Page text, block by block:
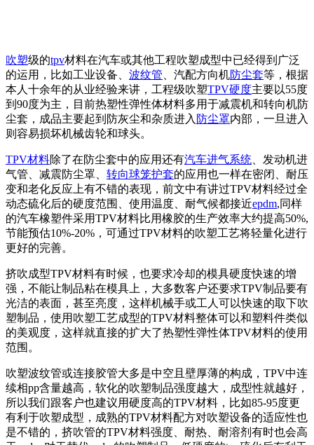
吹塑级的tpv材料在汽车或其他工程吹塑成型中已经得到广泛
的运用，比如工业设备、 波纹管 、汽配方向机防尘套等，根据
本人十余年的从业经验来讲，工程级吹塑TPV硬度主要以55度
到90度为主，目前热塑性弹性体材料多用于减震机和转向机防
尘套，成品主要起到防灰尘和杂质进入 防尘罩内部，一旦进入
则容易损坏机械齿轮和球头。
TPV材料除了在防尘套中的应用还有汽车进气系统 、发动机进
气管、减震防尘罩、 转向球笼护套的应用也一样在密闭、耐压
变和老化反应上有不错的表现，前文中有讲过TPV材料经过全
动态硫化后的硬度范围、使用温度、耐气候都接近epdm,同样
的汽车橡塑件采用TPV材料比用橡胶的生产效率大约提高50%,
节能预估10%-20%，可通过TPV材料的吹塑工艺将轻量化进行
更好的完善。
挤吹成型TPV材料有时候，也要求冷却的模具硬度快速的增
强，不能让制品粘在模具上，大多数客户还要求TPV制品要有
光洁的表面，甚至亮度，这样机械手或工人可以快速的取下吹
塑制品，使用吹塑工艺成型的TPV材料整体可以和塑料件类似
的美观度，这样就直接的扩大了热塑性弹性体TPV材料的使用
范围。
吹塑波纹管或连接胶管大多是中空且壁厚薄的构成，TPV中连
续相pp含量越高，软化的吹塑制品强度越大，成型性就越好，
所以我们跟客户也建议用硬度高的TPV材料，比如85-95度更
有利于吹塑成型，成熟的TPV材料配方对吹塑设备的适应性也
是不错的，挤吹管的TPV材料强度、耐热、耐溶剂有时也会高